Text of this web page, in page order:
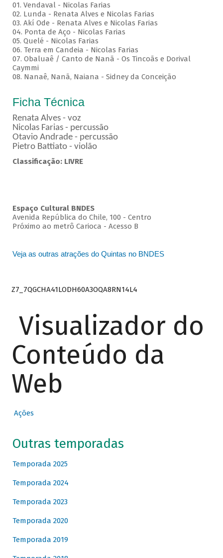
01. Vendaval - Nicolas Farias
02. Lunda - Renata Alves e Nicolas Farias
03. Akí Ode - Renata Alves e Nicolas Farias
04. Ponta de Aço - Nicolas Farias
05. Quelé - Nicolas Farias
06. Terra em Candeia - Nicolas Farias
07. Obaluaê / Canto de Nanã - Os Tincoãs e Dorival
Caymmi
08. Nanaê, Nanã, Naiana - Sidney da Conceição
Ficha Técnica
Renata Alves - voz
Nicolas Farias - percussão
Otavio Andrade - percussão
Pietro Battiato - violão
Classificação: LIVRE
Espaço Cultural BNDES
Avenida República do Chile, 100 - Centro
Próximo ao metrô Carioca - Acesso B
Veja as outras atrações do Quintas no BNDES
Z7_7QGCHA41LODH60A3OQA8RN14L4
Visualizador do
Conteúdo da
Web
Ações
Outras temporadas
Temporada 2025
Temporada 2024
Temporada 2023
Temporada 2020
Temporada 2019